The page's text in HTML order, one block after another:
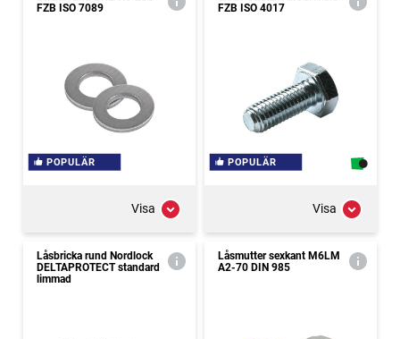
FZB ISO 7089
POPULÄR
Visa
FZB ISO 4017
POPULÄR
Visa
Låsbricka rund Nordlock
DELTAPROTECT standard
limmad
Låsmutter sexkant M6LM
A2-70 DIN 985